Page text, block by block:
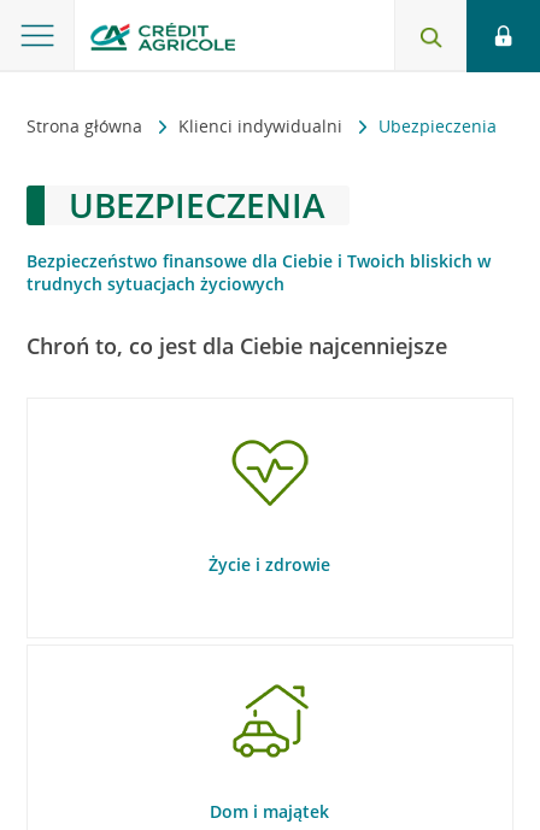
Strona główna Klienci indywidualni Ubezpieczenia
UBEZPIECZENIA
Bezpieczeństwo finansowe dla Ciebie i Twoich bliskich w
trudnych sytuacjach życiowych
Chroń to, co jest dla Ciebie najcenniejsze
Życie i zdrowie
Dom i majątek